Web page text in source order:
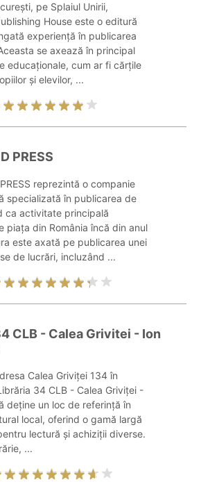
pe Splaiul Unirii,
House este o editură
experiență în publicarea
se axează în principal
educaționale, cum ar fi cărțile
și elevilor, ...
PRESS
reprezintă o companie
specializată în publicarea de
ca activitate principală
piața din România încă din anul
este axată pe publicarea unei
de lucrări, incluzând ...
CLB - Calea Grivitei - Ion
Calea Griviței 134 în
34 CLB - Calea Griviței -
deține un loc de referință în
local, oferind o gamă largă
lectură și achiziții diverse.
...